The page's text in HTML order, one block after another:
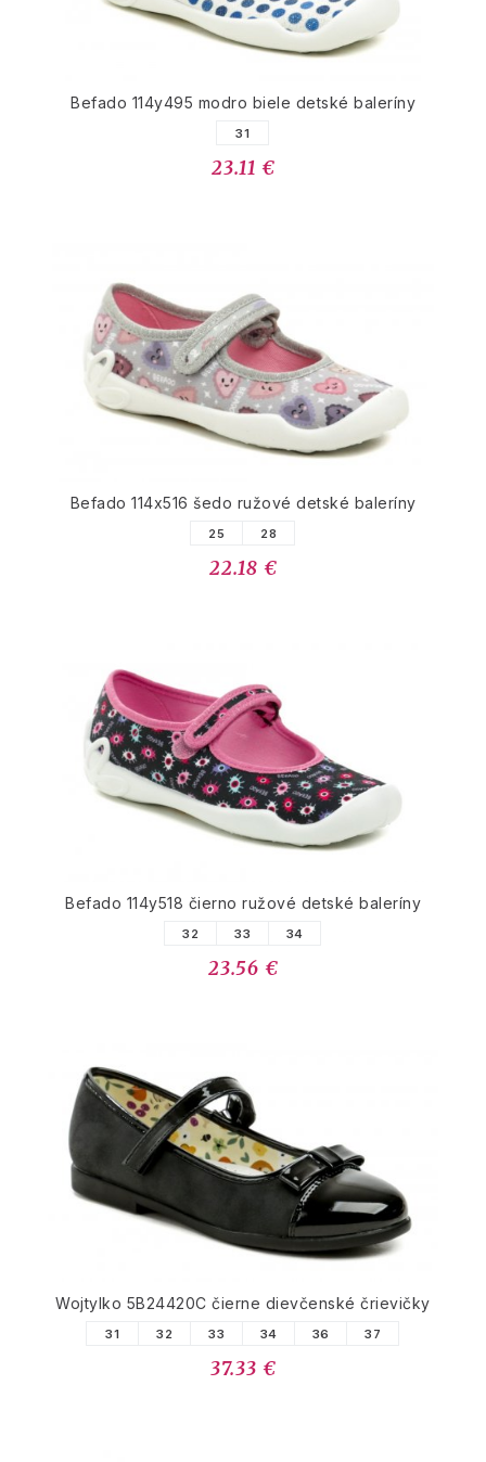
Befado 114y495 modro biele detské baleríny
31
23.11 €
Befado 114x516 šedo ružové detské baleríny
25 28
22.18 €
Befado 114y518 čierno ružové detské baleríny
32 33 34
23.56 €
Wojtylko 5B24420C čierne dievčenské črievičky
31 32 33 34 36 37
37.33 €